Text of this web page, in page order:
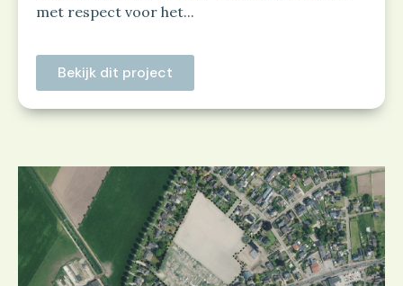
met respect voor het...
Bekijk dit project